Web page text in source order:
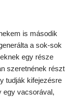
is második
a sok-sok
egy része
szeretnének részt
tudják kifejezésre
egy vacsorával,